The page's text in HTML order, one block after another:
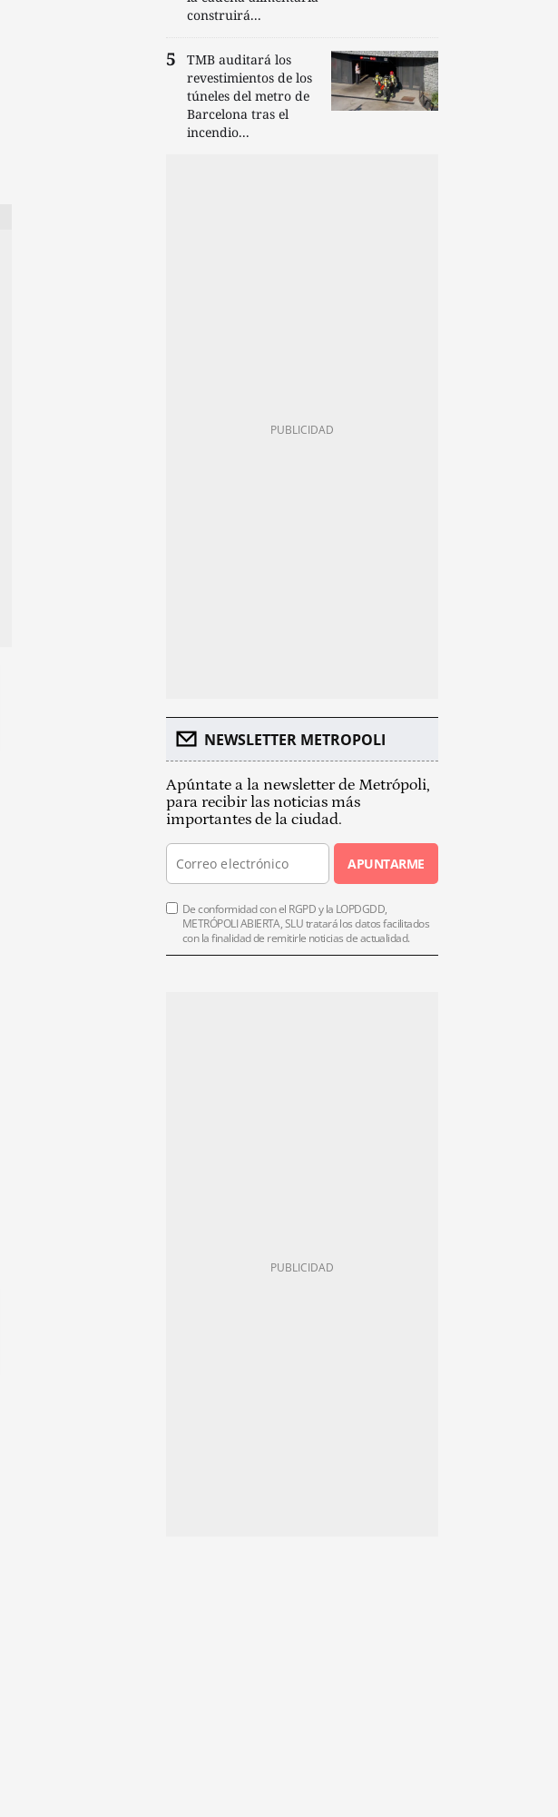
construirá...
TMB auditará los
revestimientos de los
túneles del metro de
Barcelona tras el
incendio...
NEWSLETTER METROPOLI
Apúntate a la newsletter de Metrópoli,
para recibir las noticias más
importantes de la ciudad.
APUNTARME
De conformidad con el RGPD y la LOPDGDD,
METRÓPOLI ABIERTA, SLU tratará los datos facilitados
con la finalidad de remitirle noticias de actualidad.